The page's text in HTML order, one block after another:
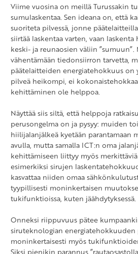
Viime vuosina on meillä Turussakin
sumulaskentaa. Sen ideana on, että
suoriteta pilvessä, jonne
siirtää laskentaa varten, vaan
keski- ja reunaosien väliin ”sumuun”.
vähentämään tiedonsiirron tarvetta,
päätelaitteiden energiatehokkuus on
pilveä heikompi, ei
kehittäminen ole helppoa.
Näyttää siis siltä, että helppoja
perusongelma on ja pysyy: muiden
hiilijalanjälkeä kyetään parantamaan
avulla, mutta samalla ICT:n oma
kehittämiseen liittyy myös
esimerkiksi sirujen
kasvattaa niiden omaa
tyypillisesti moninkertaisen
tukifunktioissa, kuten jäähdytyksessä.
Onneksi riippuvuus pätee
siruteknologian energiatehokkuuden
moninkertaisesti myös
Siksi pienikin parannus